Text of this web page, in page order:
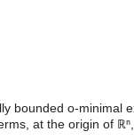
bounded o-minimal
at the origin of